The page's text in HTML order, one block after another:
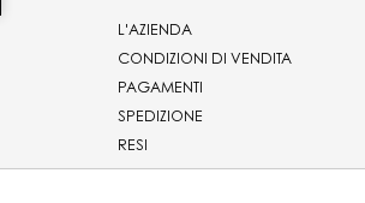
L'AZIENDA
CONDIZIONI DI VENDITA
PAGAMENTI
SPEDIZIONE
RESI